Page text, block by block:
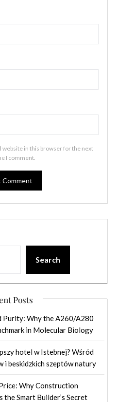
website in this browser for the next
I comment.
Search
Posts
Purity: Why the A260/A280
in Molecular Biology
hotel w Istebnej? Wśród
i beskidzkich szeptów natury
Why Construction
the Smart Builder’s Secret